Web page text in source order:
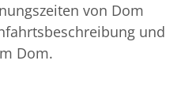
von Dom
und
Dom.